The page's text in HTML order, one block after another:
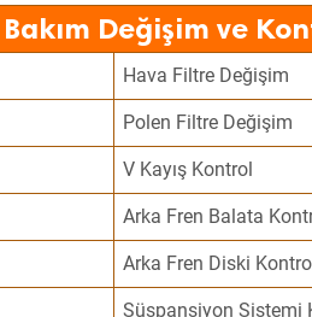
Değişim ve
Hava Filtre Değişim
Polen Filtre Değişim
V Kayış Kontrol
Arka Fren Balata
Arka Fren Diski
Süspansiyon Sistemi